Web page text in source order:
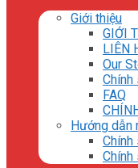
Giới thiệu
GIỚI
LIÊN
Our
FAQ
Hướng dẫn
Chính
Chính